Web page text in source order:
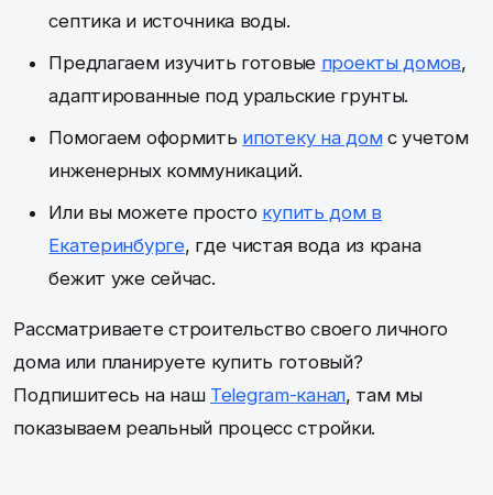
септика и источника воды.
Предлагаем изучить готовые проекты домов,
адаптированные под уральские грунты.
Помогаем оформить ипотеку на домс учетом
инженерных коммуникаций.
Или вы можете просто купить дом в
Екатеринбурге, где чистая вода из крана
бежит уже сейчас.
Рассматриваете строительство своего личного
дома или планируете купить готовый?
Подпишитесь на наш Telegram-канал, там мы
показываем реальный процесс стройки.